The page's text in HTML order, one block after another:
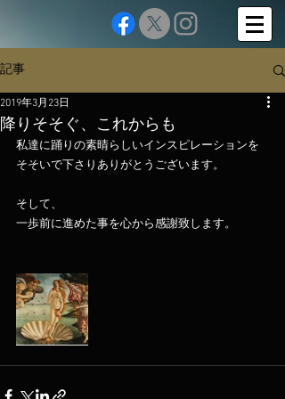
記事
降りそそぐ、これからも
2019年3月23日
私達に踊りの素晴らしいインスピレーションを
そそいで下さりありがとうございます。
そして、
一歩前に進めた事を心から感謝致します。